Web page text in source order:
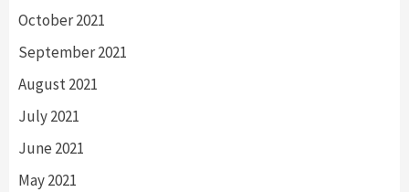
October 2021
September 2021
August 2021
July 2021
June 2021
May 2021